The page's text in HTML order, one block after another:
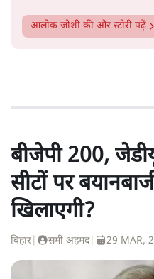
आलोक जोशी की और स्टोरी पढ़ें
बीजेपी 200,
सीटों पर
खिलाएगी?
बिहार समी अहमद| 29 MAR,